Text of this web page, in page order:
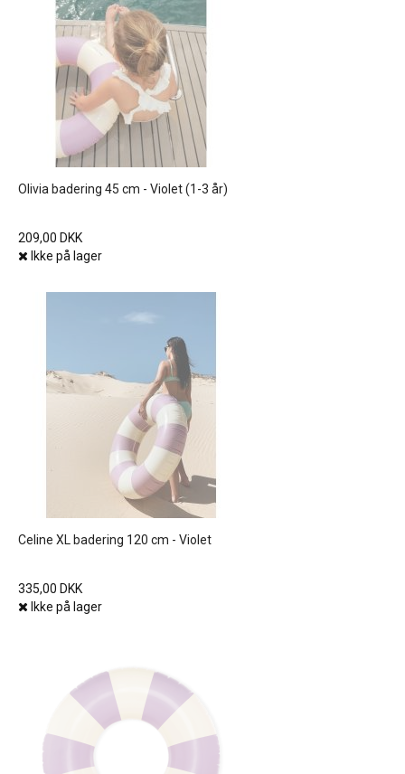
Olivia badering 45 cm - Violet (1-3 år)
209,00 DKK
Ikke på lager
Celine XL badering 120 cm - Violet
335,00 DKK
Ikke på lager